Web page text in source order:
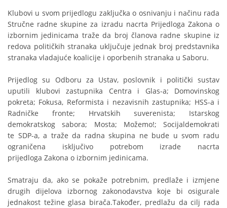
Klubovi u svom prijedlogu zaključka o osnivanju i načinu rada
Stručne radne skupine za izradu nacrta Prijedloga Zakona o
izbornim jedinicama traže da broj članova radne skupine iz
redova političkih stranaka uključuje jednak broj predstavnika
stranaka vladajuće koalicije i oporbenih stranaka u Saboru.
Prijedlog su Odboru za Ustav, poslovnik i politički sustav
uputili klubovi zastupnika Centra i Glas-a; Domovinskog
pokreta; Fokusa, Reformista i nezavisnih zastupnika; HSS-a i
Radničke fronte; Hrvatskih suverenista; Istarskog
demokratskog sabora; Mosta; Možemo!; Socijaldemokrati
te SDP-a, a traže da radna skupina ne bude u svom radu
ograničena isključivo potrebom izrade nacrta
prijedloga Zakona o izbornim jedinicama.
Smatraju da, ako se pokaže potrebnim, predlaže i izmjene
drugih dijelova izbornog zakonodavstva koje bi osigurale
jednakost težine glasa birača.Također, predlažu da cilj rada